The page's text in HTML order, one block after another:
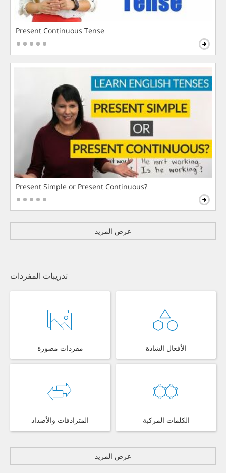
Present Continuous Tense
Present Simple or Present Continuous?
عرض المزيد
تدريبات المفردات
مفردات مصورة الأفعال الشاذة
المترادفات والأضداد الكلمات المركبة
عرض المزيد